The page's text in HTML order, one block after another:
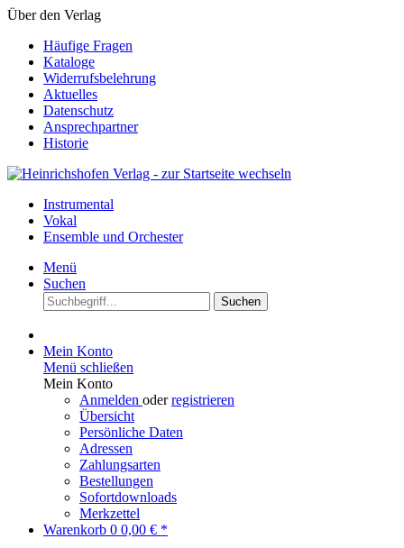
Über den Verlag
Häufige Fragen
Kataloge
Widerrufsbelehrung
Aktuelles
Datenschutz
Ansprechpartner
Historie
Instrumental
Vokal
Ensemble und Orchester
Menü
Suchen
Suchen
Mein Konto
Menü schließen
Mein Konto
Anmelden oderregistrieren
Übersicht
Persönliche Daten
Adressen
Zahlungsarten
Bestellungen
Sofortdownloads
Merkzettel
Warenkorb 0 0,00 € *